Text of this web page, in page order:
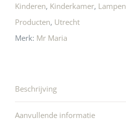
Kinderen, Kinderkamer, Lampen
Producten, Utrecht
Merk: Mr Maria
Beschrijving
Aanvullende informatie